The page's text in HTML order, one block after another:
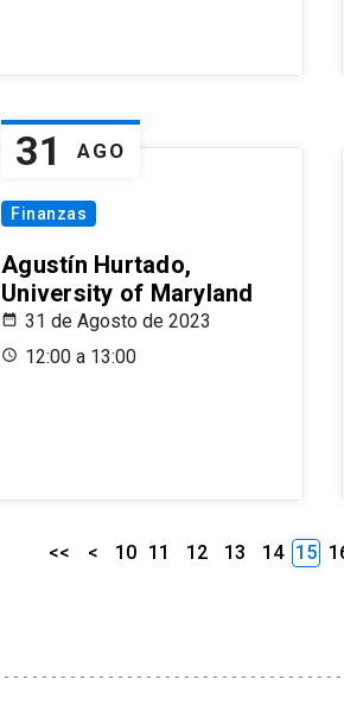
31 AGO
Finanzas
Agustín Hurtado,
University of Maryland
31 de Agosto de 2023
12:00 a 13:00
<< < 10 11 12 13 14 15